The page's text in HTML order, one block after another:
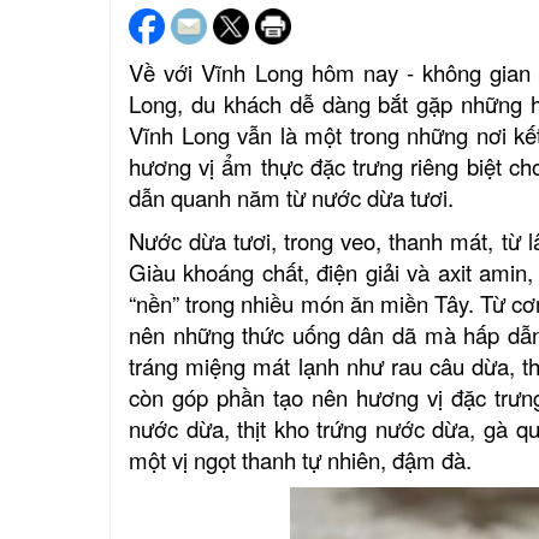
Về với Vĩnh Long hôm nay - không
Long, du khách dễ dàng bắt gặp
Vĩnh Long vẫn là một trong những nơi
hương vị ẩm thực đặc trưng riêng biệt
dẫn quanh năm từ nước dừa tươi.
Nước dừa tươi, trong veo, thanh mát, từ
Giàu khoáng chất, điện giải và axit
“nền” trong nhiều món ăn miền Tây. Từ
nên những thức uống dân dã mà hấp
tráng miệng mát lạnh như rau câu dừa,
còn góp phần tạo nên hương vị đặc
nước dừa, thịt kho trứng nước dừa, gà
một vị ngọt thanh tự nhiên, đậm đà.